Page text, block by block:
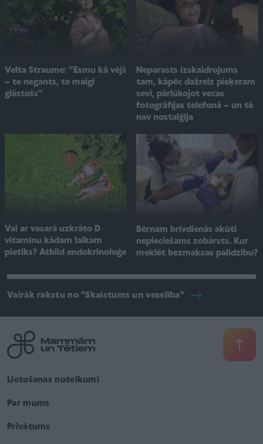
Velta Straume: “Esmu kā vējš
– te negants, te maigi
glāstošs”
Neparasts izskaidrojums
tam, kāpēc dažreiz pieķeram
sevi, pārlūkojot vecas
fotogrāfijas telefonā – un tā
nav nostalģija
Vai ar vasarā uzkrāto D
vitamīnu kādam laikam
pietiks? Atbild endokrinoloģe
Bērnam brīvdienās akūti
nepieciešams zobārsts. Kur
meklēt bezmaksas palīdzību?
Vairāk rakstu no "Skaistums un veselība"
Lietošanas noteikumi
Par mums
Privātums